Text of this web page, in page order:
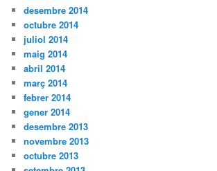
desembre 2014
octubre 2014
juliol 2014
maig 2014
abril 2014
març 2014
febrer 2014
gener 2014
desembre 2013
novembre 2013
octubre 2013